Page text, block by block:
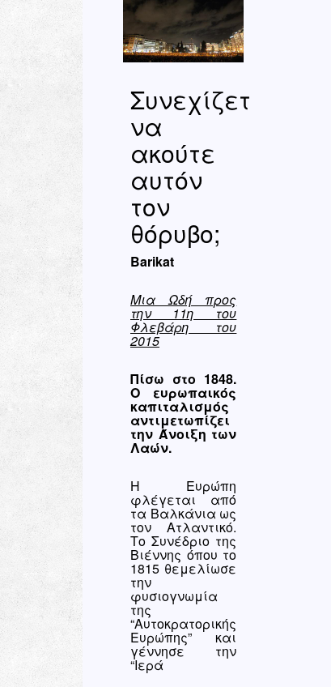
Συνεχίζετε
να
ακούτε
αυτόν
τον
θόρυβο;
Barikat
Μια Ωδή προς
την 11η του
Φλεβάρη του
2015
Πίσω στο 1848.
Ο ευρωπαικός
καπιταλισμός
αντιμετωπίζει
την Άνοιξη των
Λαών.
Η Ευρώπη
φλέγεται από
τα Βαλκάνια ως
τον Ατλαντικό.
Το Συνέδριο της
Βιέννης όπου το
1815 θεμελίωσε
την
φυσιογνωμία
της
“Αυτοκρατορικής
Ευρώπης” και
γέννησε την
“Ιερά